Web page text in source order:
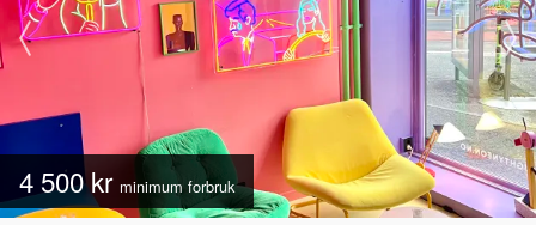
4 500 kr minimum forbruk